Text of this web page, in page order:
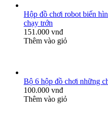
Hộp đồ chơi robot biến
chạy trớn
151.000 vnđ
Thêm vào giỏ
Bộ 6 hộp đồ chơi những
100.000 vnđ
Thêm vào giỏ